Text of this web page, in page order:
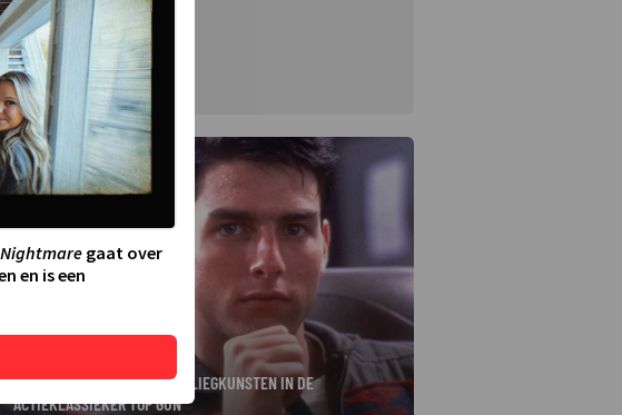
TOM CRUISE BEWIJST ZIJN VLIEGKUNSTEN IN DE
ACTIEKLASSIEKER TOP GUN
gaat over
en is een